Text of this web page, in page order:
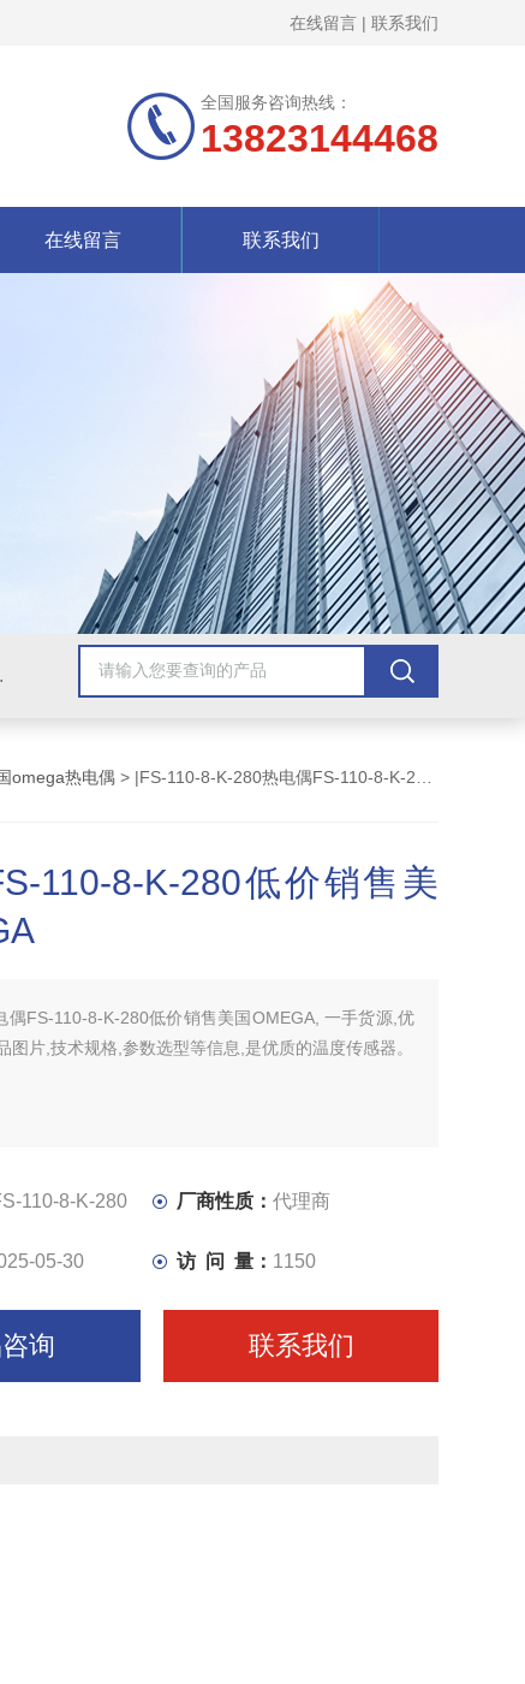
在线留言 | 联系我们
全国服务咨询热线：
13823144468
在线留言 联系我们
偶线,TMC测温纸
omega热电偶 > |FS-110-8-K-280热电偶FS-110-8-K-280低价销售美国OMEGA
110-8-K-280低价销售美
偶FS-110-8-K-280低价销售美国OMEGA, 一手货源,优
图片,技术规格,参数选型等信息,是优质的温度传感器。
110-8-K-280 厂商性质： 代理商
05-30 访 问 量： 1150
询 联系我们